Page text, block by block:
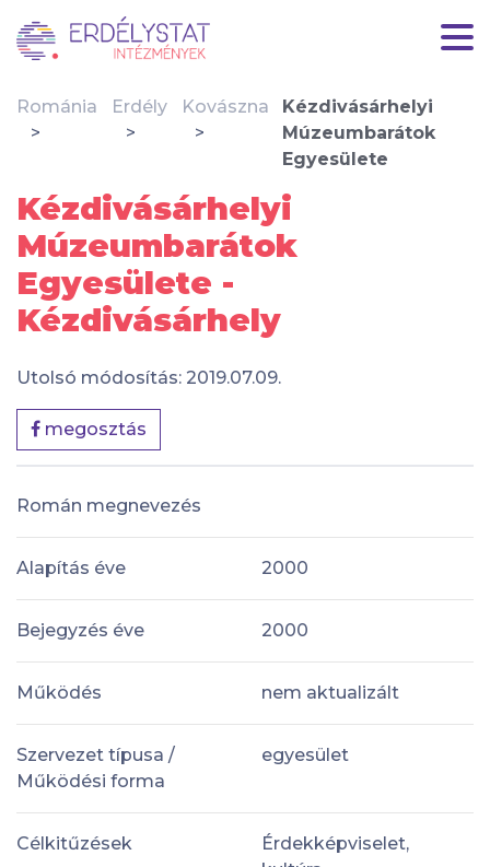
Románia Erdély Kovászna
Kézdivásárhelyi
Múzeumbarátok
Egyesülete
Kézdivásárhelyi
Múzeumbarátok
Egyesülete -
Kézdivásárhely
Utolsó módosítás: 2019.07.09.
megosztás
Román megnevezés
Alapítás éve 2000
Bejegyzés éve 2000
Működés nem aktualizált
Szervezet típusa /
Működési forma
egyesület
Célkitűzések
Érdekképviselet,